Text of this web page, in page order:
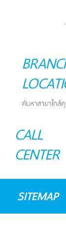
CALL
CENTER
SITEMAP